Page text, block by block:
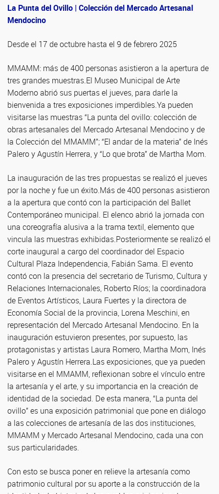
La Punta del Ovillo | Colección del Mercado Artesanal
Mendocino
Desde el 17 de octubre hasta el 9 de febrero 2025
MMAMM: más de 400 personas asistieron a la apertura de
tres grandes muestras.El Museo Municipal de Arte
Moderno abrió sus puertas el jueves, para darle la
bienvenida a tres exposiciones imperdibles.Ya pueden
visitarse las muestras “La punta del ovillo: colección de
obras artesanales del Mercado Artesanal Mendocino y de
la Colección del MMAMM”; “El andar de la materia” de Inés
Palero y Agustín Herrera, y “Lo que brota” de Martha Mom.
La inauguración de las tres propuestas se realizó el jueves
por la noche y fue un éxito.Más de 400 personas asistieron
a la apertura que contó con la participación del Ballet
Contemporáneo municipal. El elenco abrió la jornada con
una coreografía alusiva a la trama textil, elemento que
vincula las muestras exhibidas.Posteriormente se realizó el
corte inaugural a cargo del coordinador del Espacio
Cultural Plaza Independencia, Fabián Sama. El evento
contó con la presencia del secretario de Turismo, Cultura y
Relaciones Internacionales, Roberto Ríos; la coordinadora
de Eventos Artísticos, Laura Fuertes y la directora de
Economía Social de la provincia, Lorena Meschini, en
representación del Mercado Artesanal Mendocino. En la
inauguración estuvieron presentes, por supuesto, las
protagonistas y artistas Laura Romero, Martha Mom, Inés
Palero y Agustín Herrera.Las exposiciones, que ya pueden
visitarse en el MMAMM, reflexionan sobre el vínculo entre
la artesanía y el arte, y su importancia en la creación de
identidad de la sociedad. De esta manera, “La punta del
ovillo” es una exposición patrimonial que pone en diálogo
a las colecciones de artesanía de las dos instituciones,
MMAMM y Mercado Artesanal Mendocino, cada una con
sus particularidades.
Con esto se busca poner en relieve la artesanía como
patrimonio cultural por su aporte a la construcción de la